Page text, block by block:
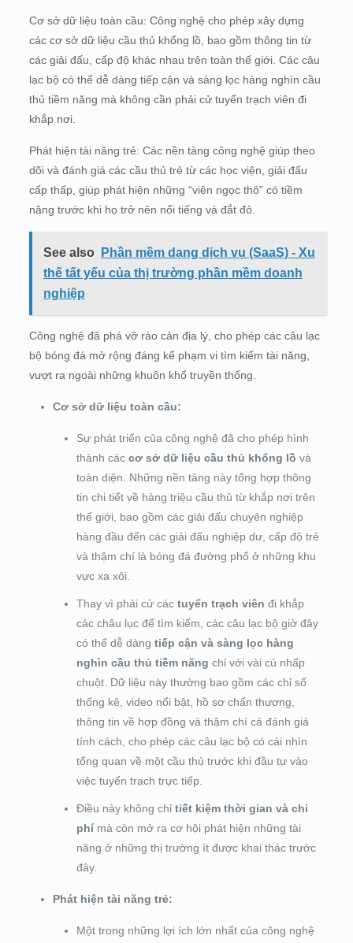
Cơ sở dữ liệu toàn cầu: Công nghệ cho phép xây dựng
các cơ sở dữ liệu cầu thủ khổng lồ, bao gồm thông tin từ
các giải đấu, cấp độ khác nhau trên toàn thế giới. Các câu
lạc bộ có thể dễ dàng tiếp cận và sàng lọc hàng nghìn cầu
thủ tiềm năng mà không cần phải cử tuyển trạch viên đi
khắp nơi.
Phát hiện tài năng trẻ: Các nền tảng công nghệ giúp theo
dõi và đánh giá các cầu thủ trẻ từ các học viện, giải đấu
cấp thấp, giúp phát hiện những “viên ngọc thô” có tiềm
năng trước khi họ trở nên nổi tiếng và đắt đỏ.
See also
Phần mềm dạng dịch vụ (SaaS) - Xu
thế tất yếu của thị trường phần mềm doanh
nghiệp
Công nghệ đã phá vỡ rào cản địa lý, cho phép các câu lạc
bộ bóng đá mở rộng đáng kể phạm vi tìm kiếm tài năng,
vượt ra ngoài những khuôn khổ truyền thống.
Cơ sở dữ liệu toàn cầu:
Sự phát triển của công nghệ đã cho phép hình
thành các cơ sở dữ liệu cầu thủ khổng lồ và
toàn diện. Những nền tảng này tổng hợp thông
tin chi tiết về hàng triệu cầu thủ từ khắp nơi trên
thế giới, bao gồm các giải đấu chuyên nghiệp
hàng đầu đến các giải đấu nghiệp dư, cấp độ trẻ
và thậm chí là bóng đá đường phố ở những khu
vực xa xôi.
Thay vì phải cử các tuyển trạch viên đi khắp
các châu lục để tìm kiếm, các câu lạc bộ giờ đây
có thể dễ dàng tiếp cận và sàng lọc hàng
nghìn cầu thủ tiềm năng chỉ với vài cú nhấp
chuột. Dữ liệu này thường bao gồm các chỉ số
thống kê, video nổi bật, hồ sơ chấn thương,
thông tin về hợp đồng và thậm chí cả đánh giá
tính cách, cho phép các câu lạc bộ có cái nhìn
tổng quan về một cầu thủ trước khi đầu tư vào
việc tuyển trạch trực tiếp.
Điều này không chỉ tiết kiệm thời gian và chi
phímà còn mở ra cơ hội phát hiện những tài
năng ở những thị trường ít được khai thác trước
đây.
Phát hiện tài năng trẻ:
Một trong những lợi ích lớn nhất của công nghệ